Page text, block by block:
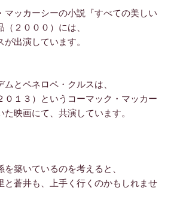
マッカーシーの小説『すべての美しい
２０００）には、
出演しています。
とペネロペ・クルスは、
０１３）というコーマック・マッカー
た映画にて、共演しています。
を築いているのを考えると、
と蒼井も、上手く行くのかもしれませ